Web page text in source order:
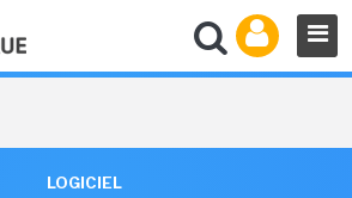
LOGICIEL